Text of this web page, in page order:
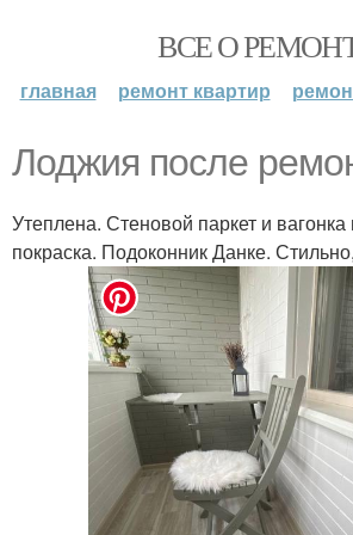
ВСЕ О
главная ремонт квартир
Лоджия после
Утеплена. Стеновой паркет и вагонка
покраска. Подоконник Данке.